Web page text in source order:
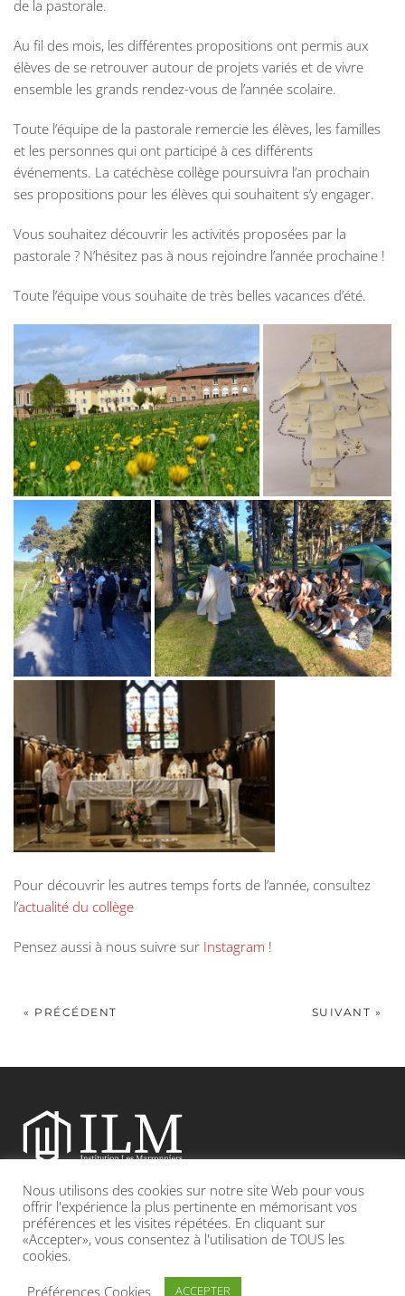
de la pastorale.
Au fil des mois, les différentes propositions ont permis aux
élèves de se retrouver autour de projets variés et de vivre
ensemble les grands rendez-vous de l’année scolaire.
Toute l’équipe de la pastorale remercie les élèves, les familles
et les personnes qui ont participé à ces différents
événements. La catéchèse collège poursuivra l’an prochain
ses propositions pour les élèves qui souhaitent s’y engager.
Vous souhaitez découvrir les activités proposées par la
pastorale ? N’hésitez pas à nous rejoindre l’année prochaine !
Toute l’équipe vous souhaite de très belles vacances d’été.
Pour découvrir les autres temps forts de l’année, consultez
l’actualité du collège
Pensez aussi à nous suivre sur Instagram !
« PRÉCÉDENT SUIVANT »
Etablissement catholique sous contrat d’association avec l’Etat
Adresse : 19, Grande rue 69420 CONDRIEU
INFOS LÉGALES POLITIQUE DE CONFIDENTIALITÉ
Nous utilisons des cookies sur notre site Web pour vous
offrir l'expérience la plus pertinente en mémorisant vos
préférences et les visites répétées. En cliquant sur
«Accepter», vous consentez à l'utilisation de TOUS les
cookies.
Préférences Cookies
ACCEPTER